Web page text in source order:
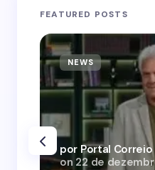
FEATURED POSTS
NEWS
por Portal Correio
on 22 de